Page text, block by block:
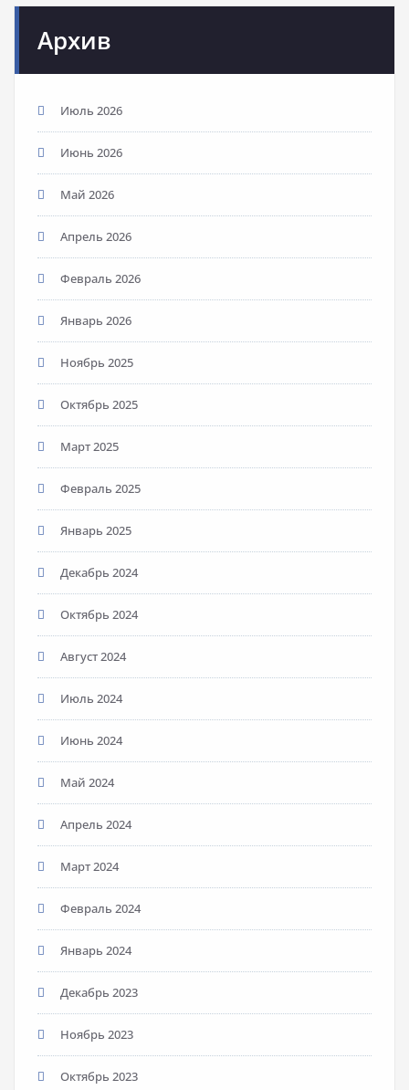
Архив
Июль 2026
Июнь 2026
Май 2026
Апрель 2026
Февраль 2026
Январь 2026
Ноябрь 2025
Октябрь 2025
Март 2025
Февраль 2025
Январь 2025
Декабрь 2024
Октябрь 2024
Август 2024
Июль 2024
Июнь 2024
Май 2024
Апрель 2024
Март 2024
Февраль 2024
Январь 2024
Декабрь 2023
Ноябрь 2023
Октябрь 2023